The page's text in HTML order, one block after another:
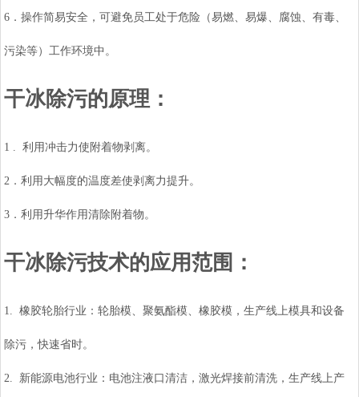
6．操作简易安全，可避免员工处于危险（易燃、易爆、腐蚀、有毒、
污染等）工作环境中。
干冰除污的原理：
1 . 利用冲击力使附着物剥离。
2．利用大幅度的温度差使剥离力提升。
3．利用升华作用清除附着物。
干冰除污技术的应用范围：
1. 橡胶轮胎行业：轮胎模、聚氨酯模、橡胶模，生产线上模具和设备
除污，快速省时。
2. 新能源电池行业：电池注液口清洁，激光焊接前清洗，生产线上产